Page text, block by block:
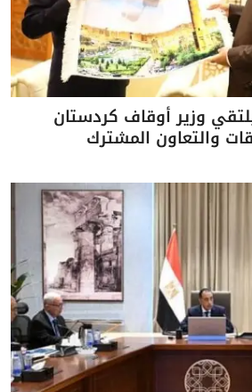
وزير أوقاف كردستان
والتعاون المشترك